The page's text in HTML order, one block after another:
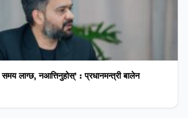
लाग्छ, नआत्तिनुहोस्’ : प्रधानमन्त्री बालेन